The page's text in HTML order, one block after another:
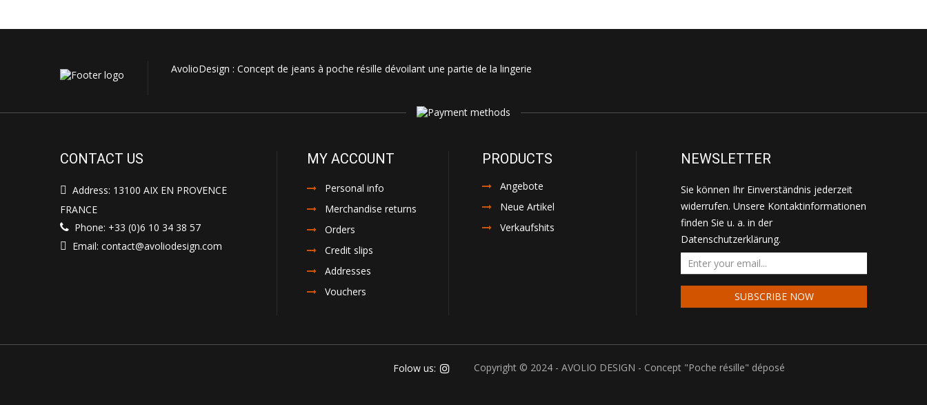
AvolioDesign : Concept de jeans à poche résille dévoilant une partie de la lingerie
CONTACT US
Address: 13100 AIX EN PROVENCE
FRANCE
Phone: +33 (0)6 10 34 38 57
Email: contact@avoliodesign.com
MY ACCOUNT
Personal info
Merchandise returns
Orders
Credit slips
Addresses
Vouchers
PRODUCTS
Angebote
Neue Artikel
Verkaufshits
NEWSLETTER
Sie können Ihr Einverständnis jederzeit
widerrufen. Unsere Kontaktinformationen
finden Sie u. a. in der
Datenschutzerklärung.
Folow us: Copyright © 2024 - AVOLIO DESIGN - Concept "Poche résille" déposé